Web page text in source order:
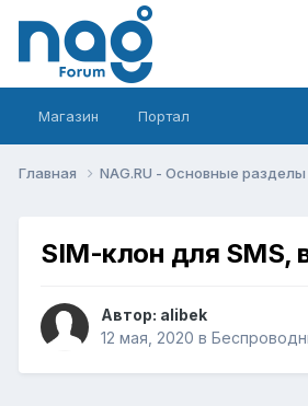
Магазин Портал
Главная NAG.RU - Основные разделы
SIM-клон для SMS,
Автор: alibek
12 мая, 2020 в